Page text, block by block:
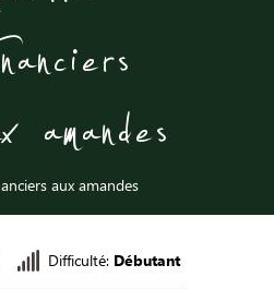
amandes
aux amandes
Difficulté: Débutant